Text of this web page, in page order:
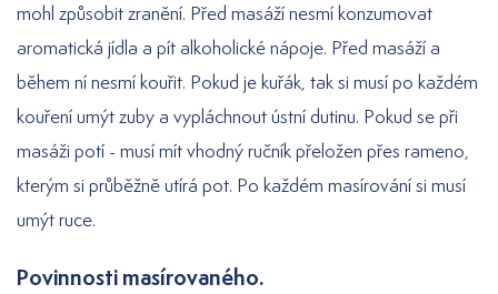
mohl způsobit zranění. Před masáží nesmí konzumovat
aromatická jídla a pít alkoholické nápoje. Před masáží a
během ní nesmí kouřit. Pokud je kuřák, tak si musí po každém
kouření umýt zuby a vypláchnout ústní dutinu. Pokud se při
masáži potí - musí mít vhodný ručník přeložen přes rameno,
kterým si průběžně utírá pot. Po každém masírování si musí
umýt ruce.
Povinnosti masírovaného.